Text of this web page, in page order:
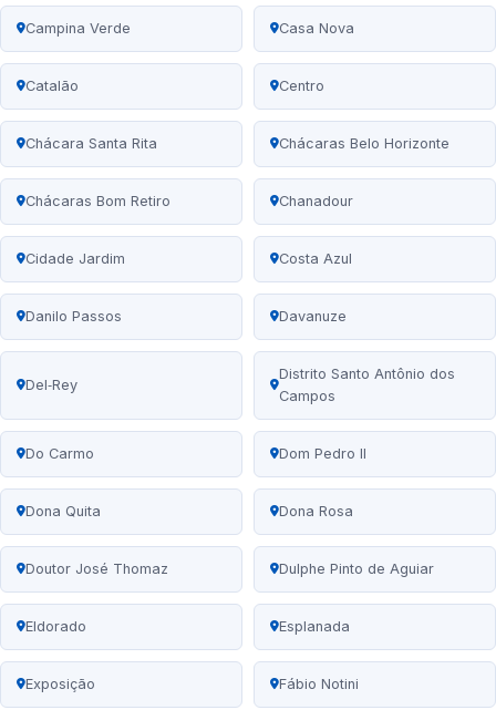
Campina Verde Casa Nova
Catalão Centro
Chácara Santa Rita Chácaras Belo Horizonte
Chácaras Bom Retiro Chanadour
Cidade Jardim Costa Azul
Danilo Passos Davanuze
Del‑Rey
Distrito Santo Antônio dos
Campos
Do Carmo Dom Pedro II
Dona Quita Dona Rosa
Doutor José Thomaz Dulphe Pinto de Aguiar
Eldorado Esplanada
Exposição Fábio Notini